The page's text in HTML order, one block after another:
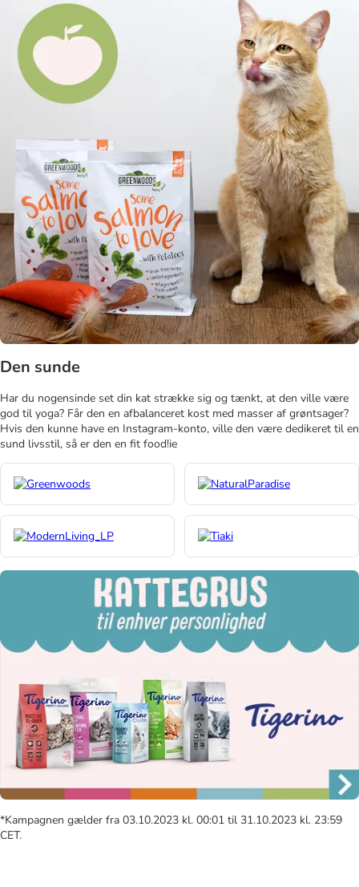
Den sunde
Har du nogensinde set din kat strække sig og tænkt, at den ville være
god til yoga? Får den en afbalanceret kost med masser af grøntsager?
Hvis den kunne have en Instagram-konto, ville den være dedikeret til en
sund livsstil, så er den en fit food!ie
*Kampagnen gælder fra 03.10.2023 kl. 00:01 til 31.10.2023 kl. 23:59
CET.